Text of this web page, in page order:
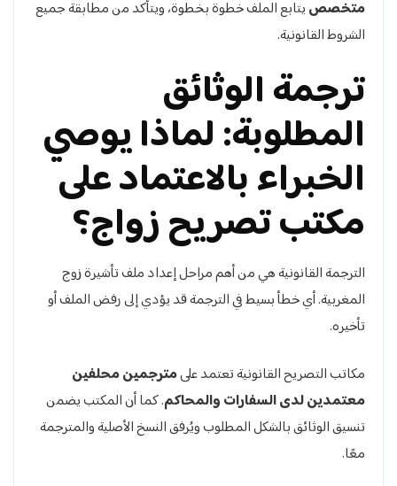
متخصصيتابع الملف خطوة بخطوة، ويتأكد من مطابقة جميع
الشروط القانونية.
ترجمة الوثائق
المطلوبة: لماذا يوصي
الخبراء بالاعتماد على
مكتب تصريح زواج؟
الترجمة القانونية هي من أهم مراحل إعداد ملف تأشيرة زوج
المغربية. أي خطأ بسيط في الترجمة قد يؤدي إلى رفض الملف أو
تأخيره.
مكاتب التصريح القانونية تعتمد علىمترجمين محلفين
معتمدين لدى السفارات والمحاكم. كما أن المكتب يضمن
تنسيق الوثائق بالشكل المطلوب ويُرفق النسخ الأصلية والمترجمة
معًا.